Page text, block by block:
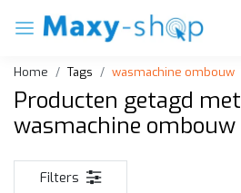
Home Tags wasmachine ombouw
Producten getagd met
wasmachine ombouw
Filters